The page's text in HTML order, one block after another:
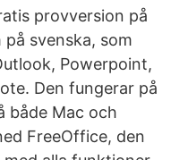
provversion på
svenska, som
Powerpoint,
Den fungerar på
både Mac och
FreeOffice, den